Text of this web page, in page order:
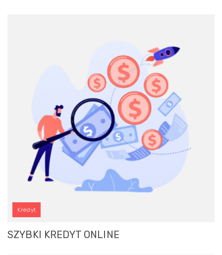
Kredyt
SZYBKI KREDYT ONLINE